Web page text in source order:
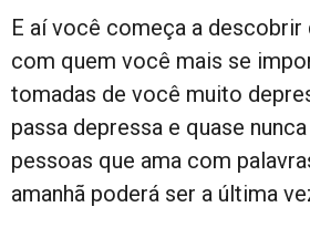
E aí você começa a descobrir
com quem você mais se
tomadas de você muito
passa depressa e quase
pessoas que ama com
amanhã poderá ser a última